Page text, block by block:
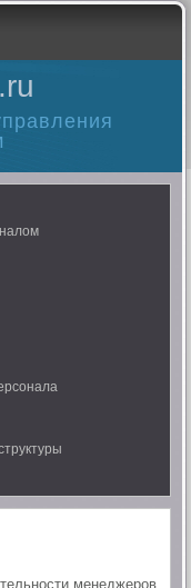
менеджеров